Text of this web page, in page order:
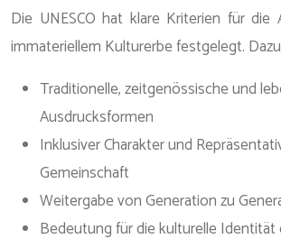
Die UNESCO hat klare Kriterien für die
immateriellem Kulturerbe festgelegt.
Traditionelle, zeitgenössische und
Ausdrucksformen
Inklusiver Charakter und
Gemeinschaft
Weitergabe von Generation zu
Bedeutung für die kulturelle Identität